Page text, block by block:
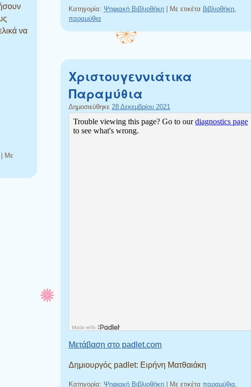
να
Με
Κατηγορία: Ψηφιακή Βιβλιοθήκη Με ετικέτα βιβλιοθήκη
παραμύθια
Χριστουγεννιάτικα
Παραμύθια
Δημοσιεύθηκε 28 Δεκεμβρίου 2021
Μετάβαση στο padlet.com
Δημιουργός padlet: Ειρήνη Ματθαιάκη
Κατηγορία: Ψηφιακή Βιβλιοθήκη Με ετικέτα παραμύθια